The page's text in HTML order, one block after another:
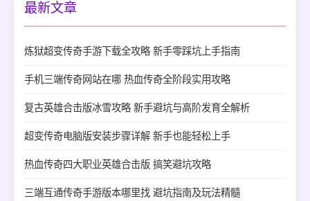
最新文章
炼狱超变传奇手游下载全攻略 新手零踩坑上手指南
手机三端传奇网站在哪 热血传奇全阶段实用攻略
复古英雄合击版冰雪攻略 新手避坑与高阶发育全解析
超变传奇电脑版安装步骤详解 新手也能轻松上手
热血传奇四大职业英雄合击版 搞笑避坑攻略
三端互通传奇手游版本哪里找 避坑指南及玩法精髓